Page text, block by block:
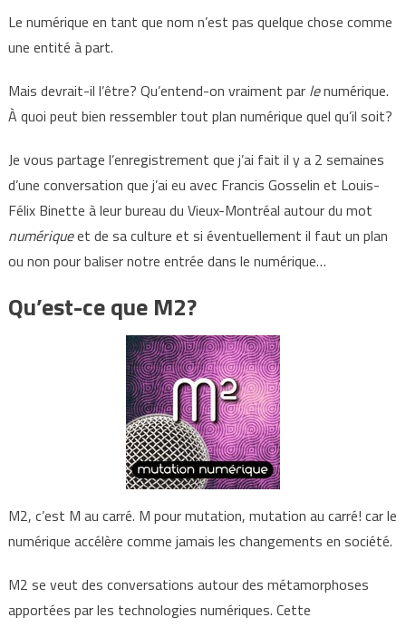
Le numérique en tant que nom n’est pas quelque chose comme
une entité à part.
Mais devrait-il l’être? Qu’entend-on vraiment par lenumérique.
À quoi peut bien ressembler tout plan numérique quel qu’il soit?
Je vous partage l’enregistrement que j’ai fait il y a 2 semaines
d’une conversation que j’ai eu avec Francis Gosselin et Louis-
Félix Binette à leur bureau du Vieux-Montréal autour du mot
numériqueet de sa culture et si éventuellement il faut un plan
ou non pour baliser notre entrée dans le numérique…
Qu’est-ce que M2?
M2, c’est M au carré. M pour mutation, mutation au carré! car le
numérique accélère comme jamais les changements en société.
M2 se veut des conversations autour des métamorphoses
apportées par les technologies numériques. Cette